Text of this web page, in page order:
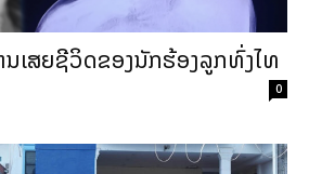
ນເສຍຊີວິດຂອງນັກຮ້ອງລູກທົ່ງໄທ
0